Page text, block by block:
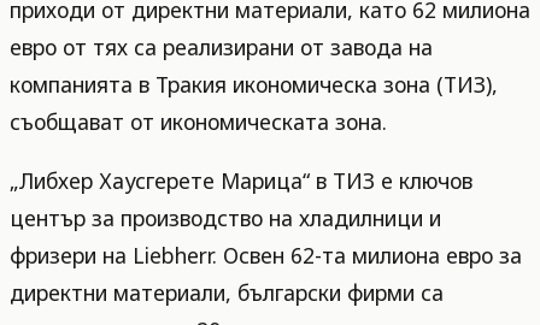
приходи от директни материали, като 62 милиона
евро от тях са реализирани от заводa на
компанията в Тракия икономическа зона (ТИЗ),
съобщават от икономическата зона.
„Либхер Хаусгерете Марица“ в ТИЗ е ключов
център за производство на хладилници и
фризери на Liebherr. Освен 62-та милиона евро за
директни материали, български фирми са